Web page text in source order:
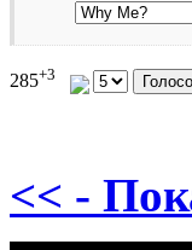
285+3
<< -